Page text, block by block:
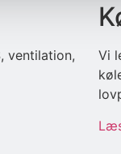
ventilation,
Vi